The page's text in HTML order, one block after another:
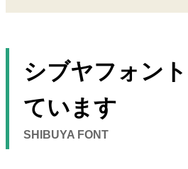
シブヤフォン
ています
SHIBUYA FONT